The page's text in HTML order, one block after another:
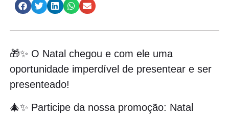
🎁✨ O Natal chegou e com ele uma
oportunidade imperdível de presentear e ser
presenteado!
🎄✨ Participe da nossa promoção: Natal